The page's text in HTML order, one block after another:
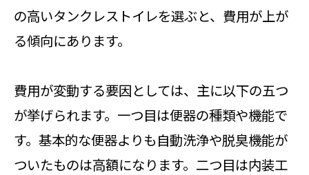
の高いタンクレストイレを選ぶと、費用が上が
る傾向にあります。
費用が変動する要因としては、主に以下の五つ
が挙げられます。一つ目は便器の種類や機能で
す。基本的な便器よりも自動洗浄や脱臭機能が
ついたものは高額になります。二つ目は内装工